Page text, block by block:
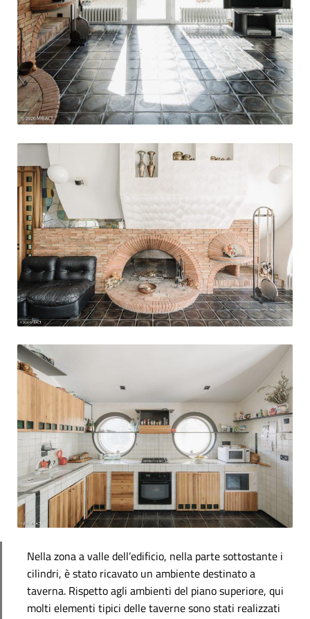
Nella zona a valle dell’edificio, nella parte sottostante i
cilindri, è stato ricavato un ambiente destinato a
taverna. Rispetto agli ambienti del piano superiore, qui
molti elementi tipici delle taverne sono stati realizzati